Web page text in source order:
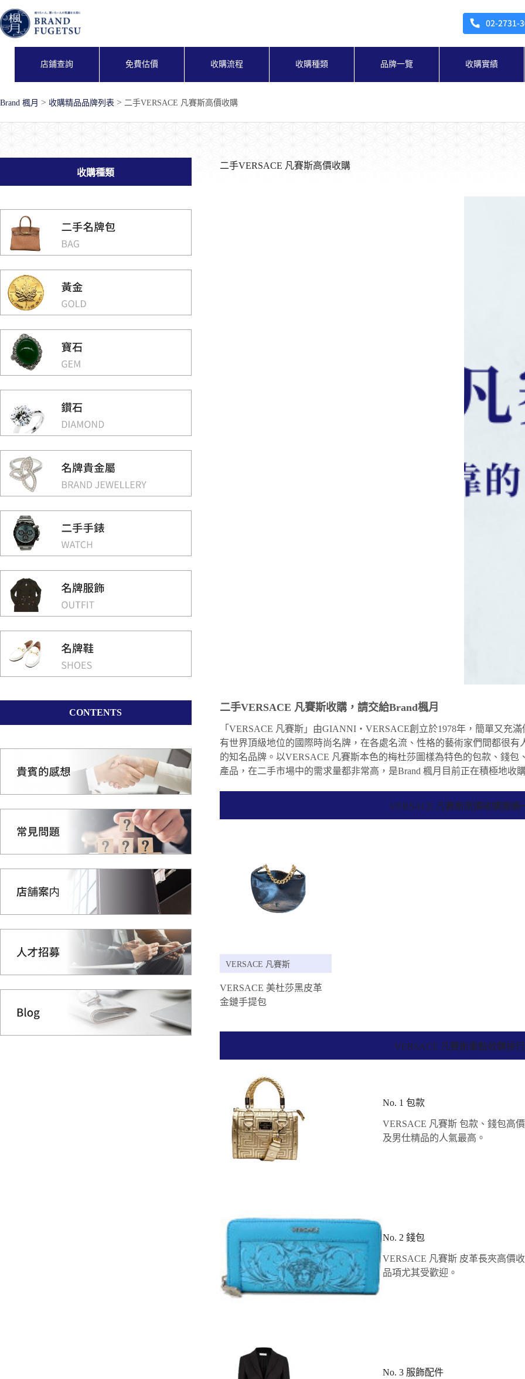
至
主
店鋪查詢 免費估價 收購流程 收購種類 品牌一覽 收購實績
Brand 楓月 > 收購精品品牌列表 > 二手VERSACE 凡賽斯高價收購
二手VERSACE 凡賽斯高價收購
二手VERSACE 凡賽斯收購，請交給Brand楓月
「VERSACE 凡賽斯」由GIANNI・VERSACE創立於1978年，簡單又充
有世界頂級地位的國際時尚名牌，在各處名流、性格的藝術家們間都很
的知名品牌。以VERSACE 凡賽斯本色的梅杜莎圖樣為特色的包款、錢
產品，在二手市場中的需求量都非常高，是Brand 楓月目前正在積極地收
VERSACE 凡賽斯高價收購實績
VERSACE 凡賽斯
VERSACE 美杜莎黑皮革
金鏈手提包
VERSACE 凡賽斯重點收購排
No. 1 包款
VERSACE 凡賽斯 包款、錢包高
及男仕精品的人氣最高。
No. 2 錢包
VERSACE 凡賽斯 皮革長夾高價
品項尤其受歡迎。
No. 3 服飾配件
收購種類
CONTENTS